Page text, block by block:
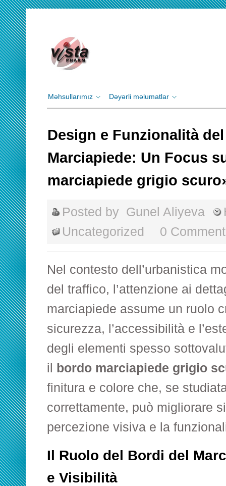
Məhsullarımız Dəyərli məlumatlar
Design e Funzionalità
Marciapiede: Un Focus
marciapiede grigio
Posted by Gunel Aliyeva
Uncategorized
0
Nel contesto dell’urbanistica
del traffico, l’attenzione ai
marciapiede assume un ruolo
sicurezza, l’accessibilità e
degli elementi spesso
il
bordo marciapiede grigio
finitura e colore che, se
correttamente, può migliorare
percezione visiva e la
Il Ruolo del Bordi del
e Visibilità